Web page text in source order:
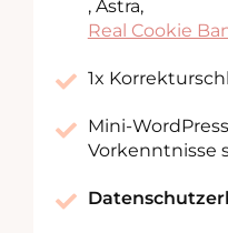
, Astra,
Real Cookie
1x
Mini-
Vorkenntnisse